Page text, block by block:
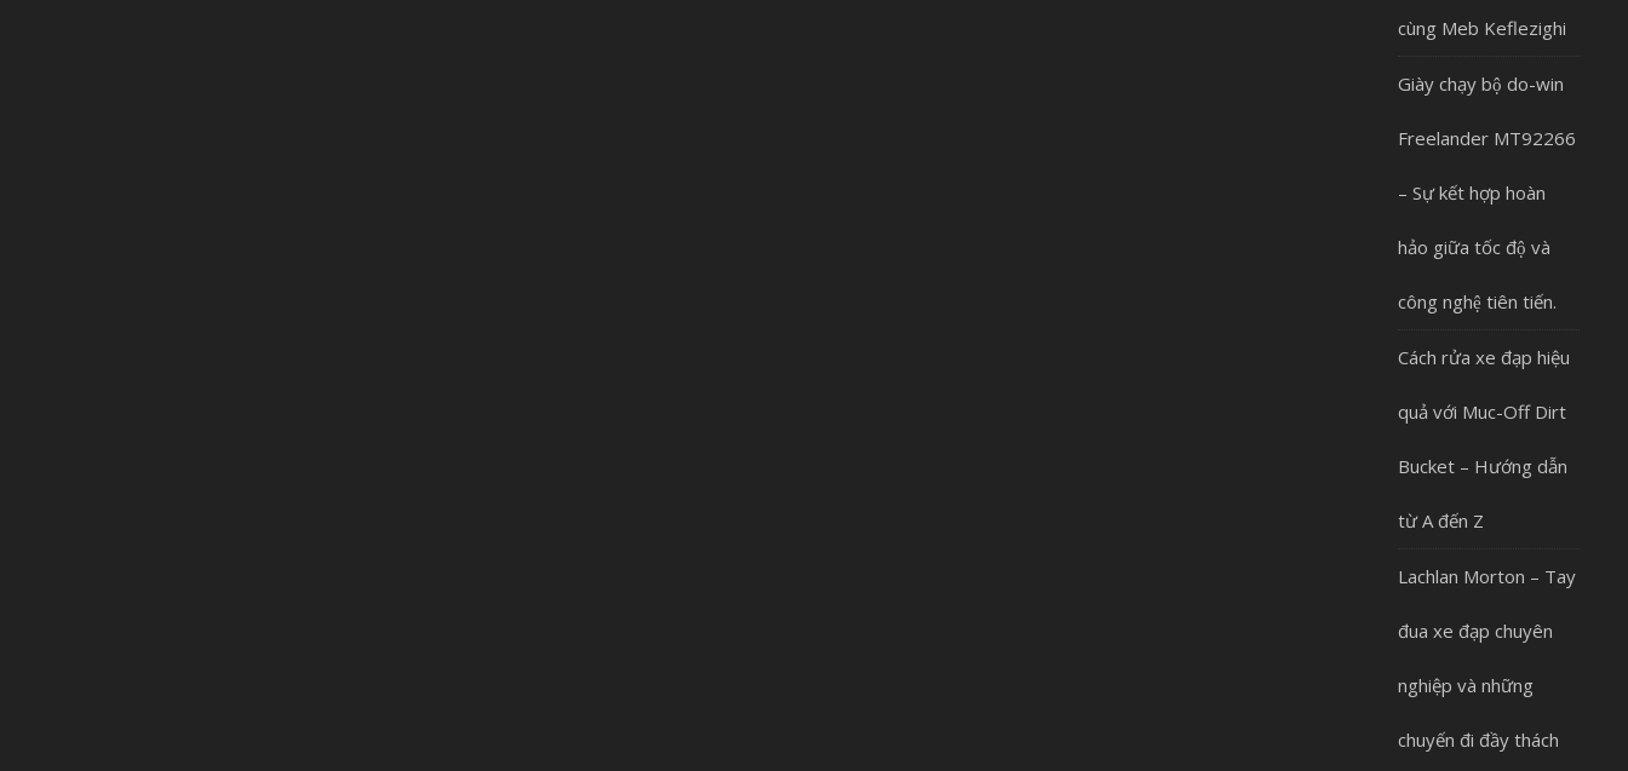
cùng Meb Keflezighi
Giày chạy bộ do-win
Freelander MT92266
– Sự kết hợp hoàn
hảo giữa tốc độ và
công nghệ tiên tiến.
Cách rửa xe đạp hiệu
quả với Muc-Off Dirt
Bucket – Hướng dẫn
từ A đến Z
Lachlan Morton – Tay
đua xe đạp chuyên
nghiệp và những
chuyến đi đầy thách